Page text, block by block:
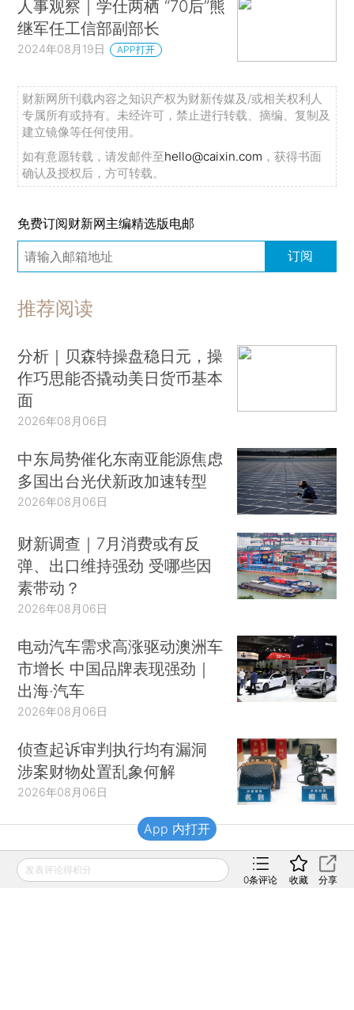
人事观察｜学仕两栖 “70后”熊
继军任工信部副部长
2024年08月19日 APP打开
财新网所刊载内容之知识产权为财新传媒及/或相关权利人
专属所有或持有。未经许可，禁止进行转载、摘编、复制及
建立镜像等任何使用。
如有意愿转载，请发邮件至hello@caixin.com ，获得书面
确认及授权后，方可转载。
免费订阅财新网主编精选版电邮
订阅
推荐阅读
分析｜贝森特操盘稳日元，操
作巧思能否撬动美日货币基本
面
2026年08月06日
中东局势催化东南亚能源焦虑
多国出台光伏新政加速转型
2026年08月06日
财新调查｜7月消费或有反
弹、出口维持强劲 受哪些因
素带动？
2026年08月06日
电动汽车需求高涨驱动澳洲车
市增长 中国品牌表现强劲｜
出海·汽车
2026年08月06日
侦查起诉审判执行均有漏洞
涉案财物处置乱象何解
2026年08月06日
财新移动
发表评论得积分
0条评论 收藏 分享
App 内打开